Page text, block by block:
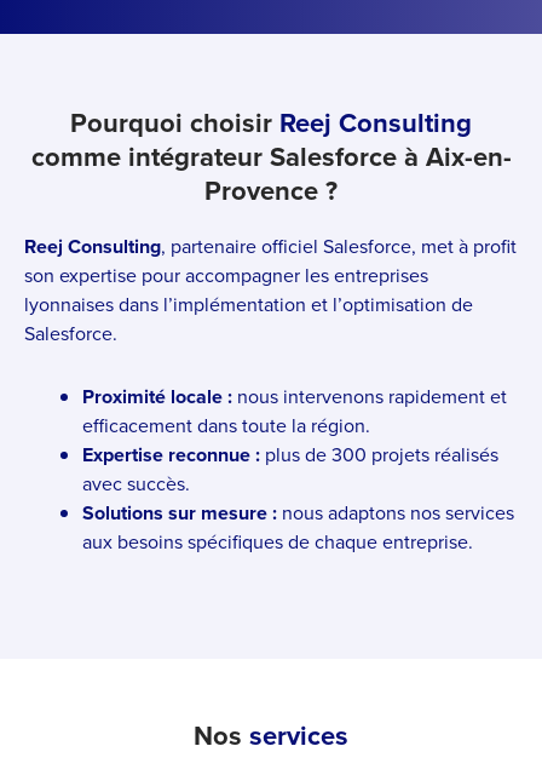
Pourquoi choisir Reej Consulting
comme intégrateur Salesforce à Aix-en-
Provence ?
Reej Consulting, partenaire officiel Salesforce, met à profit
son expertise pour accompagner les entreprises
lyonnaises dans l’implémentation et l’optimisation de
Salesforce.
Proximité locale : nous intervenons rapidement et
efficacement dans toute la région.
Expertise reconnue : plus de 300 projets réalisés
avec succès.
Solutions sur mesure : nous adaptons nos services
aux besoins spécifiques de chaque entreprise.
Nos services